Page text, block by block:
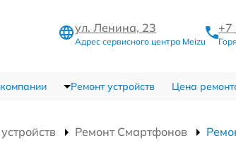
ул. Ленина, 23
Адрес сервисного центра Meizu
+7
Ремонт устройств Цена
Ремонт Смартфонов